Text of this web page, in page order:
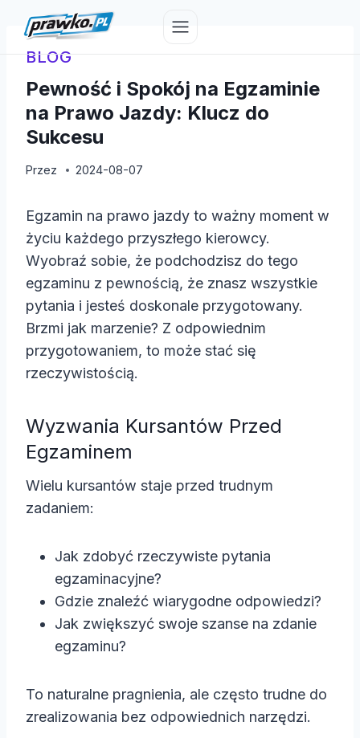
treściBLOG
Pewność i Spokój na Egzaminie
na Prawo Jazdy: Klucz do
Sukcesu
Przez 2024-08-07
Egzamin na prawo jazdy to ważny moment w
życiu każdego przyszłego kierowcy.
Wyobraź sobie, że podchodzisz do tego
egzaminu z pewnością, że znasz wszystkie
pytania i jesteś doskonale przygotowany.
Brzmi jak marzenie? Z odpowiednim
przygotowaniem, to może stać się
rzeczywistością.
Wyzwania Kursantów Przed
Egzaminem
Wielu kursantów staje przed trudnym
zadaniem:
Jak zdobyć rzeczywiste pytania
egzaminacyjne?
Gdzie znaleźć wiarygodne odpowiedzi?
Jak zwiększyć swoje szanse na zdanie
egzaminu?
To naturalne pragnienia, ale często trudne do
zrealizowania bez odpowiednich narzędzi.